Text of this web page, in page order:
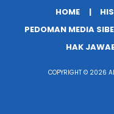
HOME
PEDOMAN MEDIA
HAK
COPYRIGHT © 2026